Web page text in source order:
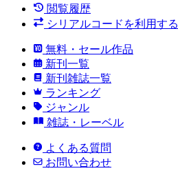
閲覧履歴
シリアルコードを利用する
無料・セール作品
新刊一覧
新刊雑誌一覧
ランキング
ジャンル
雑誌・レーベル
よくある質問
お問い合わせ